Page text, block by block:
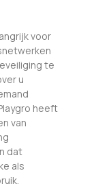
voor
te
u
heeft
van
dat
als